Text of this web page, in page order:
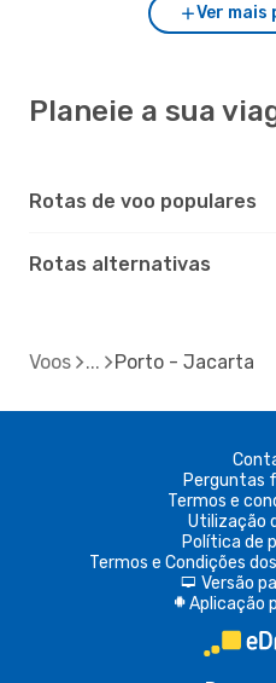
Ver mais
Planeie a sua
Rotas de voo populares
Rotas alternativas
Voos Porto - Jacarta
Perguntas
Termos e
Utilização
Política de
Termos e Condições
d Versão
A Aplicação